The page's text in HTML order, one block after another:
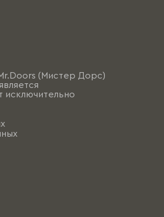
(Мистер Дорс)
исключительно